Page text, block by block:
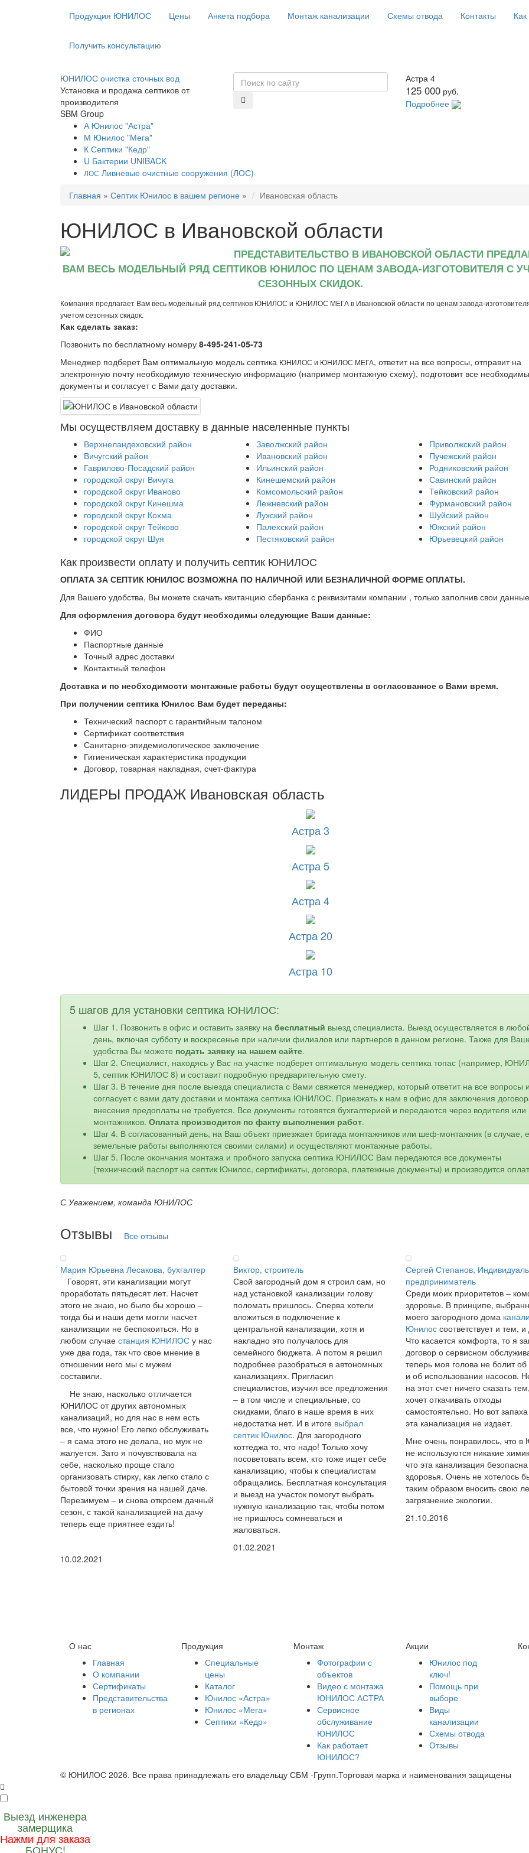
Продукция ЮНИЛОС Цены Анкета подбора Монтаж канализации Схемы отвода Контакты
Получить консультацию
ЮНИЛОС очистка сточных вод
Установка и продажа септиков от
производителя
SBM Group
Астра 4
125 000 руб.
Подробнее
АЮнилос "Астра"
М Юнилос "Мега"
К Септики "Кедр"
U Бактерии UNIBACK
ЛОС Ливневые очистные сооружения (ЛОС)
Главная » Септик Юнилос в вашем регионе » Ивановская область
ЮНИЛОС в Ивановской области
ПРЕДСТАВИТЕЛЬСТВО В ИВАНОВСКОЙ ОБЛАСТИ
ВАМ ВЕСЬ МОДЕЛЬНЫЙ РЯД СЕПТИКОВ ЮНИЛОС ПО ЦЕНАМ ЗАВОДА-ИЗГОТОВИТЕЛЯ С
СЕЗОННЫХ СКИДОК.
Компания предлагает Вам весь модельный ряд септиков ЮНИЛОС и ЮНИЛОС МЕГА в Ивановской области по ценам завода-
учетом сезонных скидок.
Как сделать заказ:
Позвонить по бесплатному номеру 8-495-241-05-73
Менеджер подберет Вам оптимальную модель септика ЮНИЛОС и ЮНИЛОС МЕГА, ответит на все вопросы, отправит на
электронную почту необходимую техническую информацию (например монтажную схему), подготовит все
документы и согласует с Вами дату доставки.
Мы осуществляем доставку в данные населенные пункты
Верхнеландеховский район
Вичугский район
Гаврилово-Посадский район
городской округ Вичуга
городской округ Иваново
городской округ Кинешма
городской округ Кохма
городской округ Тейково
городской округ Шуя
Заволжский район
Ивановский район
Ильинский район
Кинешемский район
Комсомольский район
Лежневский район
Лухский район
Палехский район
Пестяковский район
Приволжский район
Пучежский район
Родниковский район
Савинский район
Тейковский район
Фурмановский район
Шуйский район
Южский район
Юрьевецкий район
Как произвеcти оплату и получить септик ЮНИЛОС
ОПЛАТА ЗА СЕПТИК ЮНИЛОС ВОЗМОЖНА ПО НАЛИЧНОЙ ИЛИ БЕЗНАЛИЧНОЙ ФОРМЕ ОПЛАТЫ.
Для Вашего удобства, Вы можете скачать квитанцию сбербанка с реквизитами компании , только заполнив свои
Для оформления договора будут необходимы следующие Ваши данные:
ФИО
Паспортные данные
Точный адрес доставки
Контактный телефон
Доставка и по необходимости монтажные работы будут осуществлены в согласованное с Вами время.
При получении септика Юнилос Вам будет переданы:
Технический паспорт с гарантийным талоном
Сертификат соответствия
Санитарно-эпидемиологическое заключение
Гигиеническая характеристика продукции
Договор, товарная накладная, счет-фактура
ЛИДЕРЫ ПРОДАЖ Ивановская область
Астра 3
Астра 5
Астра 4
Астра 20
Астра 10
5 шагов для установки септика ЮНИЛОС:
Шаг 1. Позвонить в офис и оставить заявку на бесплатный выезд специалиста. Выезд осуществляется в
день, включая субботу и воскресенье при наличии филиалов или партнеров в данном регионе. Также для
удобства Вы можете подать заявку на нашем сайте.
Шаг 2. Специалист, находясь у Вас на участке подберет оптимальную модель септика топас (например,
5, септик ЮНИЛОС 8) и составит подробную предварительную смету.
Шаг 3. В течение дня после выезда специалиста с Вами свяжется менеджер, который ответит на все вопросы и
согласует с вами дату доставки и монтажа септика ЮНИЛОС. Приезжать к нам в офис для заключения
внесения предоплаты не требуется. Все документы готовятся бухгалтерией и передаются через водителя или
монтажников. Оплата производится по факту выполнения работ.
Шаг 4. В согласованный день, на Ваш объект приезжает бригада монтажников или шеф-монтажник (в случае,
земельные работы выполняются своими силами) и осуществляют монтажные работы.
Шаг 5. После окончания монтажа и пробного запуска септика ЮНИЛОС Вам передаются все документы
(технический паспорт на септик Юнилос, сертификаты, договора, платежные документы) и производится
С Уважением, команда ЮНИЛОС
Отзывы Все отзывы
Мария Юрьевна Лесакова, бухгалтер
Говорят, эти канализации могут
проработать пятьдесят лет. Насчет
этого не знаю, но было бы хорошо –
тогда бы и наши дети могли насчет
канализации не беспокоиться. Но в
любом случае станция ЮНИЛОС у нас
уже два года, так что свое мнение в
отношении него мы с мужем
составили.
Не знаю, насколько отличается
ЮНИЛОС от других автономных
канализаций, но для нас в нем есть
все, что нужно! Его легко обслуживать
– я сама этого не делала, но муж не
жалуется. Зато я почувствовала на
себе, насколько проще стало
организовать стирку, как легко стало с
бытовой точки зрения на нашей даче.
Перезимуем – и снова откроем дачный
сезон, с такой канализацией на дачу
теперь еще приятнее ездить!
10.02.2021
Виктор, строитель
Свой загородный дом я строил сам, но
над установкой канализации голову
поломать пришлось. Сперва хотели
вложиться в подключение к
центральной канализации, хотя и
накладно это получалось для
семейного бюджета. А потом я решил
подробнее разобраться в автономных
канализациях. Пригласил
специалистов, изучил все предложения
– в том числе и специальные, со
скидками, благо в наше время в них
недостатка нет. И в итоге выбрал
септик Юнилос. Для загородного
коттеджа то, что надо! Только хочу
посоветовать всем, кто тоже ищет себе
канализацию, чтобы к специалистам
обращались. Бесплатная консультация
и выезд на участок помогут выбрать
нужную канализацию так, чтобы потом
не пришлось сомневаться и
жаловаться.
01.02.2021
Сергей Степанов,
предприниматель
Среди моих приоритетов –
здоровье. В принципе,
моего загородного дома
Юнилос соответствует и тем,
Что касается комфорта, то я
договор о сервисном
теперь моя голова не болит об
и об использовании насосов.
на этот счет ничего сказать
хочет откачивать отходы
самостоятельно. Но вот
эта канализация не издает.
Мне очень понравилось, что в
не используются никакие
что эта канализация
здоровья. Очень не хотелось
таким образом вносить свою
загрязнение экологии.
21.10.2016
О нас
Главная
О компании
Сертификаты
Представительства
в регионах
Продукция
Специальные
цены
Каталог
Юнилос «Астра»
Юнилос «Мега»
Септики «Кедр»
Монтаж
Фотографии с
объектов
Видео с монтажа
ЮНИЛОС АСТРА
Сервисное
обслуживание
ЮНИЛОС
Как работает
ЮНИЛОС?
Акции
Юнилос под
ключ!
Помощь при
выборе
Виды
канализации
Схемы отвода
Отзывы
© ЮНИЛОС 2026. Все права принадлежать его владельцу СБМ -Групп.Торговая марка и наименования защищены
Выезд инженера
замерщика
Нажми для заказа
БОНУС!